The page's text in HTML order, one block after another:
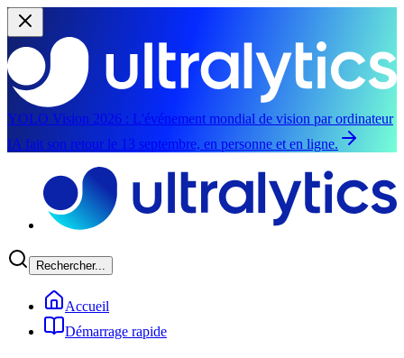
YOLO Vision 2026 : L'événement mondial de vision par ordinateur
IA fait son retour le 13 septembre, en personne et en ligne.
Rechercher...
Accueil
Démarrage rapide